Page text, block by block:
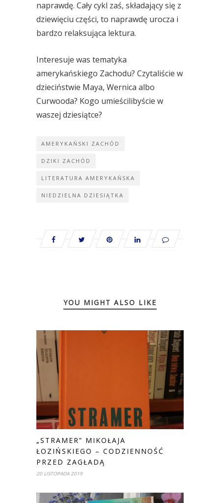
naprawdę. Cały cykl zaś, składający się z
dziewięciu części, to naprawdę urocza i
bardzo relaksująca lektura.
Interesuje was tematyka
amerykańskiego Zachodu? Czytaliście w
dzieciństwie Maya, Wernica albo
Curwooda? Kogo umieścilibyście w
waszej dziesiątce?
AMERYKAŃSKI ZACHÓD
DZIKI ZACHÓD
LITERATURA AMERYKAŃSKA
NIEDZIELNA DZIESIĄTKA
YOU MIGHT ALSO LIKE
„STRAMER” MIKOŁAJA
ŁOZIŃSKIEGO – CODZIENNOŚĆ
PRZED ZAGŁADĄ
20 LISTOPADA 2019